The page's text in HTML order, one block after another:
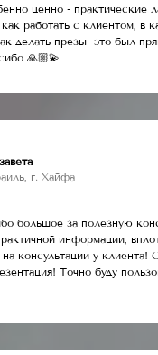
ценно - практические
как работать с клиентом, в
делать презы- это был
🙏🏼💫
г. Хайфа
большое за полезную
информации,
на консультации у клиента!
Точно буду